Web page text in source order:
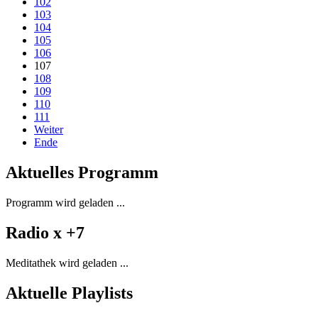
103
104
105
106
107
108
109
110
111
Weiter
Ende
Aktuelles Programm
Programm wird geladen ...
Radio x +7
Meditathek wird geladen ...
Aktuelle Playlists